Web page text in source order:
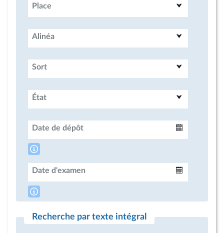
Place
Alinéa
Sort
État
Date de dépôt
Date d'examen
Recherche par texte intégral